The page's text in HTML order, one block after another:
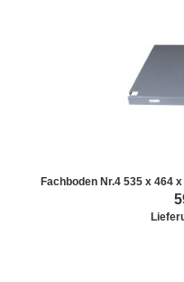
Fachboden Nr.4 535 x 464